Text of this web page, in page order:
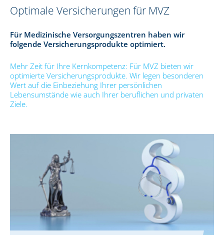
Optimale Versicherungen für MVZ
Für Medizinische Versorgungszentren haben wir
folgende Versicherungsprodukte optimiert.
Mehr Zeit für Ihre Kernkompetenz: Für MVZ bieten wir
optimierte Versicherungsprodukte. Wir legen besonderen
Wert auf die Einbeziehung Ihrer persönlichen
Lebensumstände wie auch Ihrer beruflichen und privaten
Ziele.